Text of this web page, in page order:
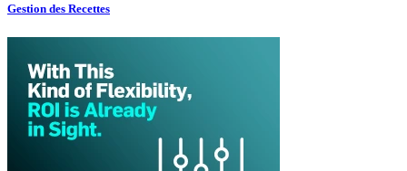
Gestion des Recettes